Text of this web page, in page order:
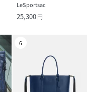
LeSportsac
25,300円
6